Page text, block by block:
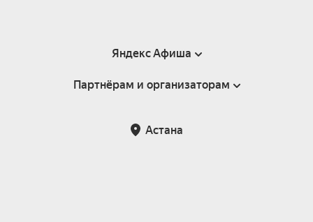
Яндекс Афиша
Справка
Возврат билетов
Партнёрам и организаторам
Астана